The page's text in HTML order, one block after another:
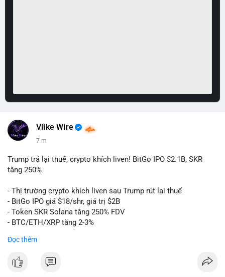
Vlike Wire
7 m
Trump trả lại thuế, crypto khích liven! BitGo IPO $2.1B, SKR
tăng 250%
- Thị trường crypto khích liven sau Trump rút lại thuế
- BitGo IPO giá $18/shr, giá trị $2B
- Token SKR Solana tăng 250% FDV
- BTC/ETH/XRP tăng 2-3%
- US Senates chuẩn bị hành động Clarity Act
- Nga công nhận crypto là tài sản
Đọc thêm